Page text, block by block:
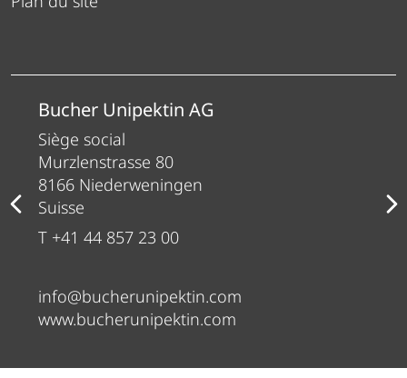
Bucher Unipektin AG
Siège social
Murzlenstrasse 80
8166 Niederweningen
Suisse
T +41 44 857 23 00
info@bucherunipektin.com
www.bucherunipektin.com